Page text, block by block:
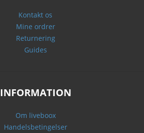
Kontakt os
Mine ordrer
Returnering
Guides
INFORMATION
Om liveboox
Handelsbetingelser